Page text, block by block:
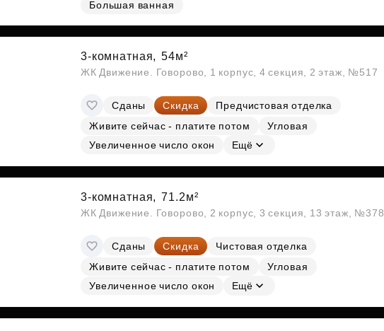
СубсидииБольшая ванная
3-комнатная, 54м²
ЖК Движение. Говорово, 1 корпус, 4 секция, 2 этаж, №517
Сданы Скидка
Предчистовая отделка
Живите сейчас - платите потом
Угловая
Увеличенное число окон
Ещё
3-комнатная, 71.2м²
ЖК Движение. Говорово, 2 корпус, 3 секция, 13 этаж, №378
Сданы Скидка
Чистовая отделка
Живите сейчас - платите потом
Угловая
Увеличенное число окон
Ещё